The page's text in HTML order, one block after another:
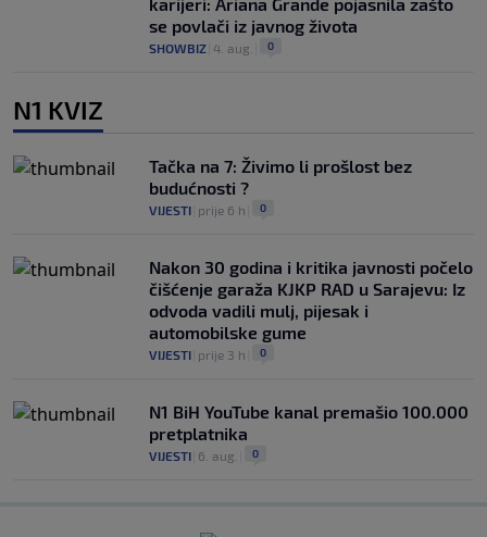
se povlači iz javnog života
SHOWBIZ 4. aug. 0
N1 KVIZ
Tačka na 7: Živimo li prošlost bez
budućnosti ?
VIJESTI prije 6 h 0
Nakon 30 godina i kritika javnosti počelo
čišćenje garaža KJKP RAD u Sarajevu: Iz
odvoda vadili mulj, pijesak i
automobilske gume
VIJESTI prije 3 h 0
N1 BiH YouTube kanal premašio 100.000
pretplatnika
VIJESTI 6. aug. 0